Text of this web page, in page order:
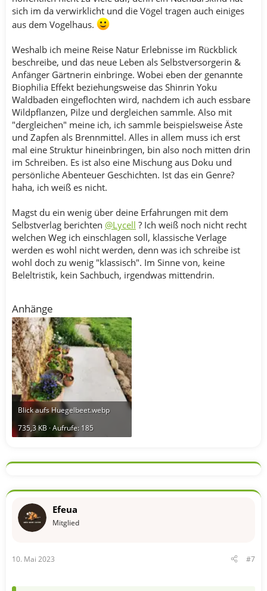
sich im da verwirklicht und die Vögel tragen auch einiges
aus dem Vogelhaus.
Weshalb ich meine Reise Natur Erlebnisse im Rückblick
beschreibe, und das neue Leben als Selbstversorgerin &
Anfänger Gärtnerin einbringe. Wobei eben der genannte
Biophilia Effekt beziehungsweise das Shinrin Yoku
Waldbaden eingeflochten wird, nachdem ich auch essbare
Wildpflanzen, Pilze und dergleichen sammle. Also mit
"dergleichen" meine ich, ich sammle beispielsweise Äste
und Zapfen als Brennmittel. Alles in allem muss ich erst
mal eine Struktur hineinbringen, bin also noch mitten drin
im Schreiben. Es ist also eine Mischung aus Doku und
persönliche Abenteuer Geschichten. Ist das ein Genre?
haha, ich weiß es nicht.
Magst du ein wenig über deine Erfahrungen mit dem
Selbstverlag berichten @Lycell ? Ich weiß noch nicht recht
welchen Weg ich einschlagen soll, klassische Verlage
werden es wohl nicht werden, denn was ich schreibe ist
wohl doch zu wenig "klassisch". Im Sinne von, keine
Beleltristik, kein Sachbuch, irgendwas mittendrin.
Anhänge
Blick aufs Huegelbeet.webp
735,3 KB · Aufrufe: 185
Efeua
Mitglied
10. Mai 2023 #7